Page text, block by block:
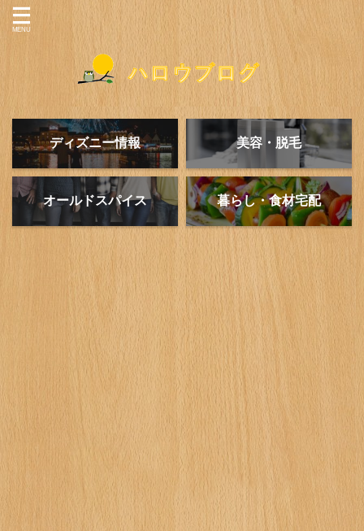
ディズニー情報 美容・脱毛
オールドスパイス 暮らし・食材宅配